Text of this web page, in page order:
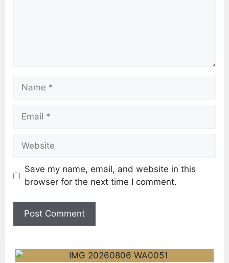
Save my name, email, and website in this
browser for the next time I comment.